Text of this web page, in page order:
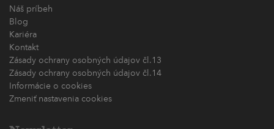
Náš príbeh
Blog
Kariéra
Kontakt
Zásady ochrany osobných údajov čl.13
Zásady ochrany osobných údajov čl.14
Informácie o cookies
Zmeniť nastavenia cookies